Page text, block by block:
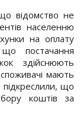
відомство не
населенню
на оплату
постачання
здійснюють
мають
підкреслили, що
коштів за